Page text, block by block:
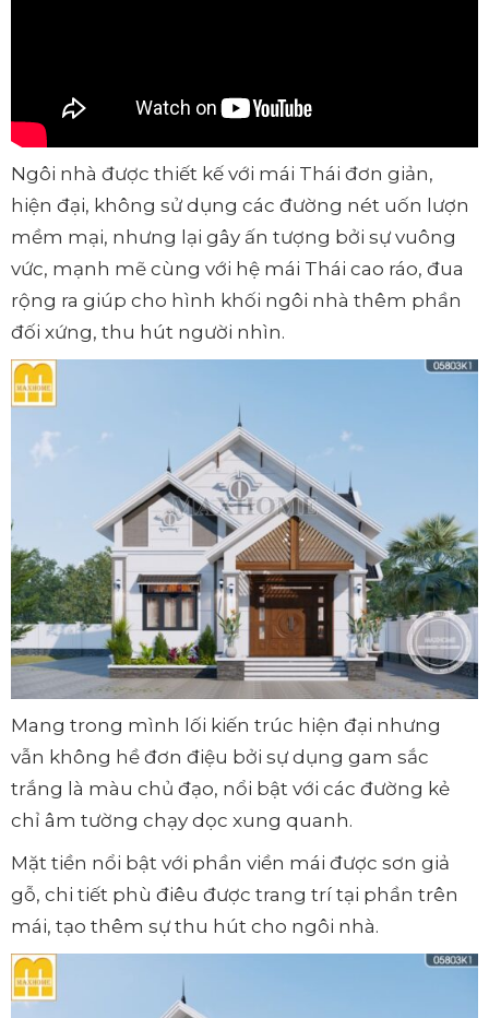
Ngôi nhà được thiết kế với mái Thái đơn giản,
hiện đại, không sử dụng các đường nét uốn lượn
mềm mại, nhưng lại gây ấn tượng bởi sự vuông
vức, mạnh mẽ cùng với hệ mái Thái cao ráo, đua
rộng ra giúp cho hình khối ngôi nhà thêm phần
đối xứng, thu hút người nhìn.
Mang trong mình lối kiến trúc hiện đại nhưng
vẫn không hề đơn điệu bởi sự dụng gam sắc
trắng là màu chủ đạo, nổi bật với các đường kẻ
chỉ âm tường chạy dọc xung quanh.
Mặt tiền nổi bật với phần viền mái được sơn giả
gỗ, chi tiết phù điêu được trang trí tại phần trên
mái, tạo thêm sự thu hút cho ngôi nhà.